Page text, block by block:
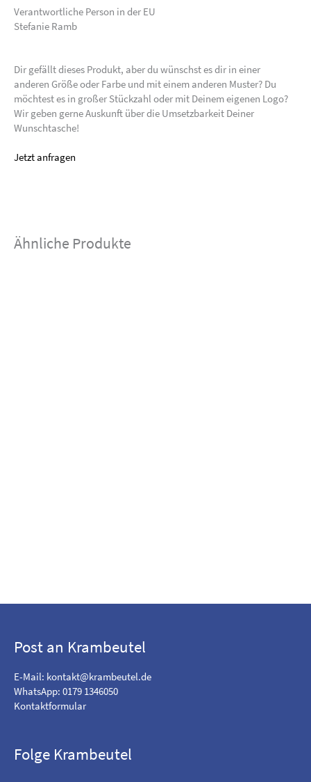
Verantwortliche Person in der EU
Stefanie Ramb
Dir gefällt dieses Produkt, aber du wünschst es dir in einer
anderen Größe oder Farbe und mit einem anderen Muster? Du
möchtest es in großer Stückzahl oder mit Deinem eigenen Logo?
Wir geben gerne Auskunft über die Umsetzbarkeit Deiner
Wunschtasche!
Jetzt anfragen
Ähnliche Produkte
Post an Krambeutel
E-Mail: kontakt@krambeutel.de
WhatsApp: 0179 1346050
Kontaktformular
Folge Krambeutel